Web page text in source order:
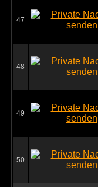
47
48
49
50